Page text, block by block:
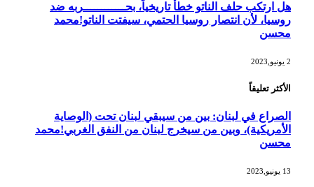
هل ارتكب حلف الناتو خطأً تاريخياً، بحــــــــــــربه ضد
روسيا، لأن انتصار روسيا الحتمي، سيفتت الناتو!محمد
محسن
الأكثر تعليقاً
الصراع في لبنان: بين من سيبقي لبنان تحت (الوصاية
الأمريكية)، وبين من سيخرج لبنان من النفق الغربي!محمد
محسن
13 يونيو,2023